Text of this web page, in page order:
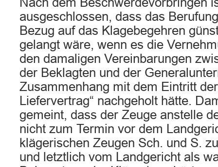
ausgeschlossen, dass das
Bezug auf das Klagebegehren
gelangt wäre, wenn es die
den damaligen Vereinbarungen
der Beklagten und der
Zusammenhang mit dem Eintritt
Liefervertrag“ nachgeholt hätte.
gemeint, dass der Zeuge anstelle
nicht zum Termin vor dem
klägerischen Zeugen Sch. und S.
und letztlich vom Landgericht als